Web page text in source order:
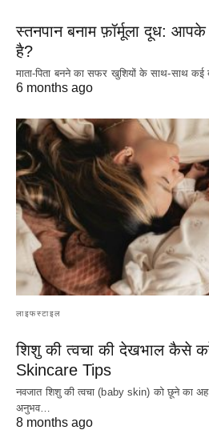
स्तनपान बनाम फ़ॉर्मूला दूध:
है?
माता-पिता बनने का सफर खुशियों के साथ-साथ
6 months ago
लाइफस्टाइल
शिशु की त्वचा की देखभाल कैसे
Skincare Tips
नवजात शिशु की त्वचा (baby skin) को छूने का
अनुभव…
8 months ago